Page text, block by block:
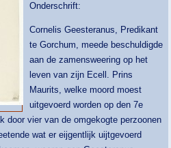
Onderschrift:
Cornelis Geesteranus, Predikant
te Gorchum, meede beschuldigde
aan de zamensweering op het
leven van zijn Ecell. Prins
Maurits, welke moord moest
uitgevoerd worden op den 7e
door vier van de omgekogte perzoonen
wat er eijgentlijk uijtgevoerd